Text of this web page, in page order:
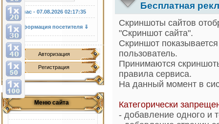
У нас - 07.08.202602:17:36
Информация посетителя ⇓
Авторизация
Регистрация
Меню сайта
Бесплатная
Скриншоты сайтов
"Скриншот сайта".
Скриншот
пользователь.
Принимаются
правила сервиса.
На данный момент в
Категорически
- добавление одного и